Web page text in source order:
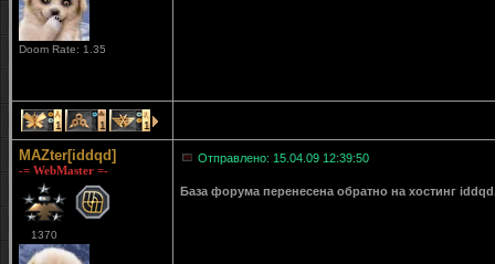
Doom Rate: 1.35
1 1 1
MAZter[iddqd]
-= WebMaster =-
1370
Отправлено: 15.04.09 12:39:50
База форума перенесена обратно на хостинг